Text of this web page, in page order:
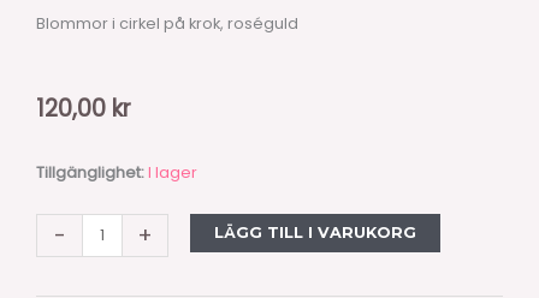
Blommor i cirkel på krok, roséguld
120,00 kr
Tillgänglighet:I lager
-
Blommor
på
+ LÄGG TILL I VARUKORG